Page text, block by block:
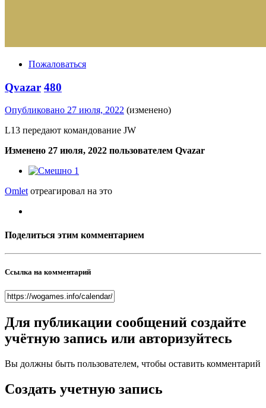
Пожаловаться
Qvazar 480
Опубликовано 27 июля, 2022 (изменено)
L13 передают командование JW
Изменено 27 июля, 2022 пользователем Qvazar
1
Omletотреагировал на это
Поделиться этим комментарием
Ссылка на комментарий
Для публикации сообщений создайте
учётную запись или авторизуйтесь
Вы должны быть пользователем, чтобы оставить комментарий
Создать учетную запись